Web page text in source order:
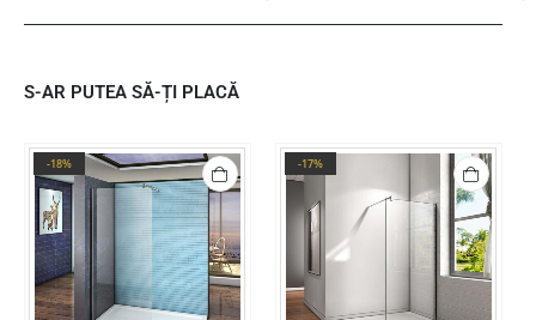
S-AR PUTEA SĂ-ȚI PLACĂ
-18% -17%